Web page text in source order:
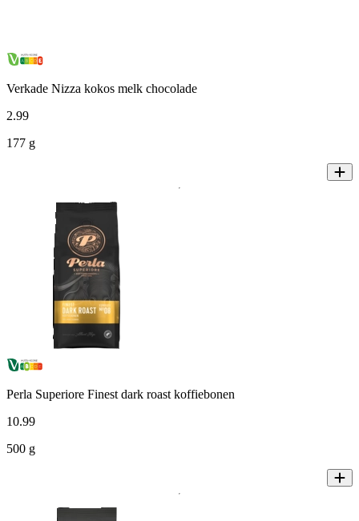
Verkade Nizza kokos melk chocolade
2.99
177 g
Perla Superiore Finest dark roast koffiebonen
10.99
500 g